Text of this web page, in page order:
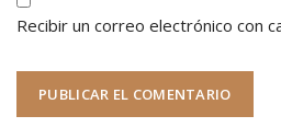
Recibir un correo electrónico con